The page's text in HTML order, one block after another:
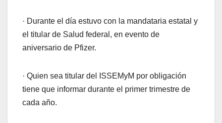
· Durante el día estuvo con la mandataria estatal y
el titular de Salud federal, en evento de
aniversario de Pfizer.
· Quien sea titular del ISSEMyM por obligación
tiene que informar durante el primer trimestre de
cada año.